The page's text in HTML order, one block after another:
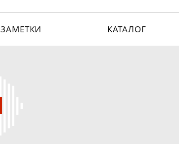
ЗАМЕТКИ КАТАЛОГ